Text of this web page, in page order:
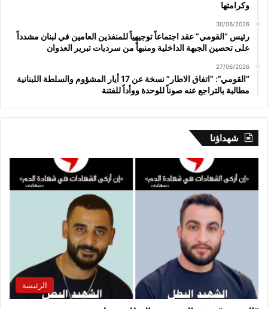
وكرامتها
30/06/2026
رئيس “القومي” عقد اجتماعاً توجيهياً للمنفذين العامين في لبنان مشدداً
على تحصين الجبهة الداخلية ومنبهاً من سرديات تبرير العدوان
27/06/2026
“القومي”: “اتفاق الاطار” نسخة عن 17 أيار المشؤوم والسلطة اللبنانية
مطالبة بالتراجع عنه صوناً للوحدة ووأداً للفتنة
شهداؤنا
الرئيسة